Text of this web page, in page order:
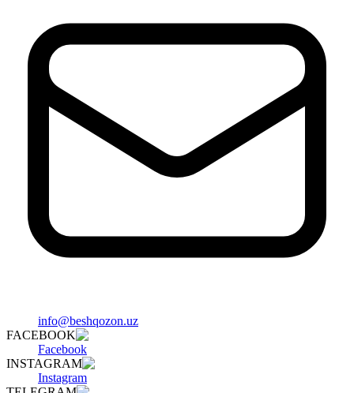
info@beshqozon.uz
FACEBOOK
Facebook
INSTAGRAM
Instagram